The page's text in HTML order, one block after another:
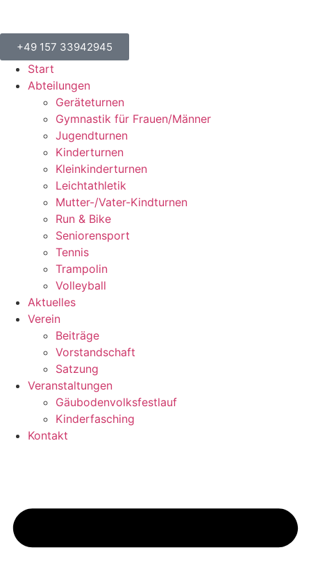
+49 157 33942945
Start
Abteilungen
Geräteturnen
Gymnastik für Frauen/Männer
Jugendturnen
Kinderturnen
Kleinkinderturnen
Leichtathletik
Mutter-/Vater-Kindturnen
Run & Bike
Seniorensport
Tennis
Trampolin
Volleyball
Aktuelles
Verein
Beiträge
Vorstandschaft
Satzung
Veranstaltungen
Gäubodenvolksfestlauf
Kinderfasching
Kontakt